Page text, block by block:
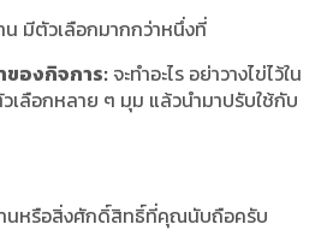
น มีตัวเลือกมากกว่าหนึ่งที่
ของกิจการ:จะทำอะไร อย่าวางไข่ไว้ใน
เลือกหลาย ๆ มุม แล้วนำมาปรับใช้กับ
นหรือสิ่งศักดิ์สิทธิ์ที่คุณนับถือครับ